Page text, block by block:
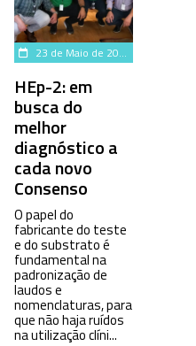
23 de Maio de 2023
HEp-2: em
busca do
melhor
diagnóstico a
cada novo
Consenso
O papel do
fabricante do teste
e do substrato é
fundamental na
padronização de
laudos e
nomenclaturas, para
que não haja ruídos
na utilização clíni...